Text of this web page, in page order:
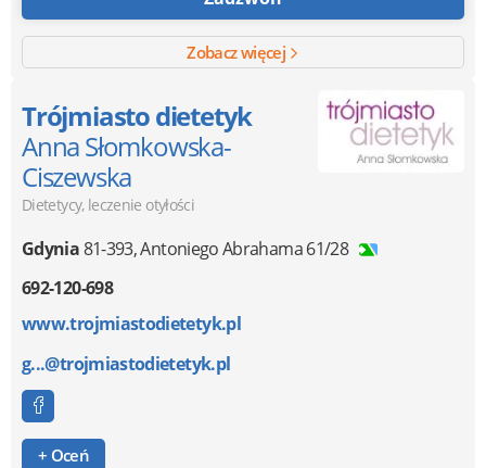
Zobacz więcej
Trójmiasto dietetyk
Anna Słomkowska-
Ciszewska
Dietetycy, leczenie otyłości
Gdynia81-393,Antoniego Abrahama 61/28
692-120-698
www.trojmiastodietetyk.pl
g...@trojmiastodietetyk.pl
+ Oceń